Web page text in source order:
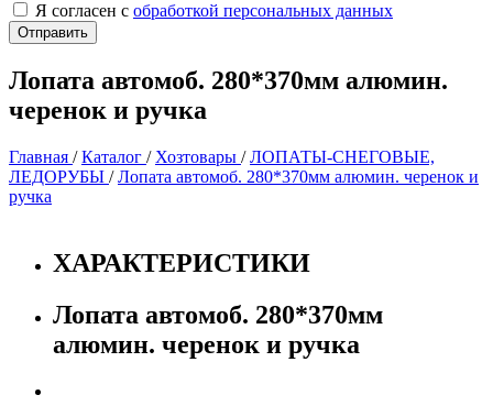
Я согласен с обработкой персональных данных
Лопата автомоб. 280*370мм алюмин.
черенок и ручка
Главная /Каталог / Хозтовары /ЛОПАТЫ-СНЕГОВЫЕ,
ЛЕДОРУБЫ /Лопата автомоб. 280*370мм алюмин. черенок и
ручка
ХАРАКТЕРИСТИКИ
Лопата автомоб. 280*370мм
алюмин. черенок и ручка